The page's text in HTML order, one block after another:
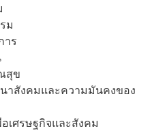
ม
าร
สุข
าสังคมและความมันคงของ
เศรษฐกิจและสังคม